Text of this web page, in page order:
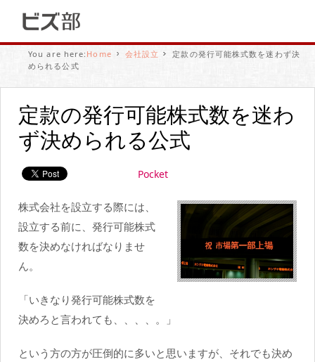
You are here: Home 会社設立
定款の発行可能株式数を迷わず決
められる公式
定款の発行可能株式数を迷わ
ず決められる公式
Pocket
株式会社を設立する際には、
設立する前に、発行可能株式
数を決めなければなりませ
ん。
「いきなり発行可能株式数を
決めろと言われても、、、、。」
という方の方が圧倒的に多いと思いますが、それでも決め